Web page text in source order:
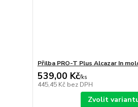
Přilba PRO-T Plus Alcazar In
539,00 Kč/ks
445,45 Kč bez DPH
Zvolit